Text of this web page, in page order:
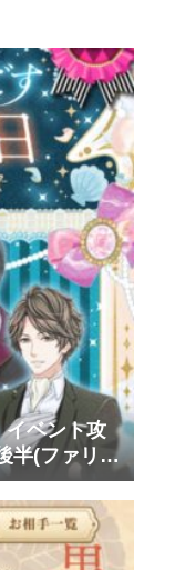
イベント攻
半(ファリ